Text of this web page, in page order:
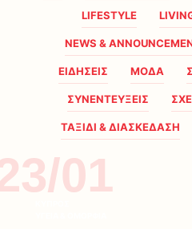
LIFESTYLE
NEWS &
ΕΙΔΗΣΕΙΣ ΜΟΔΑ
ΣΥΝΕΝΤΕΥΞΕΙΣ
ΤΑΞΙΔΙ & ΔΙΑΣΚΕΔΑΣΗ
01